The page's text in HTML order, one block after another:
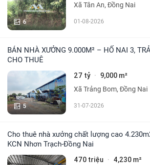
6
Xã Tân An, Đồng Nai
01-08-2026
BÁN NHÀ XƯỞNG 9.000M² – HỐ NAI 3, TRẢNG BOM – ĐANG
CHO THUÊ
5
27 tỷ · 9,000 m²
Xã Trảng Bom, Đồng Nai
31-07-2026
Cho thuê nhà xưởng chất lượng cao 4.230m2 chỉ 470 triệu.
KCN Nhơn Trạch-Đồng Nai
470 triệu · 4,230 m²